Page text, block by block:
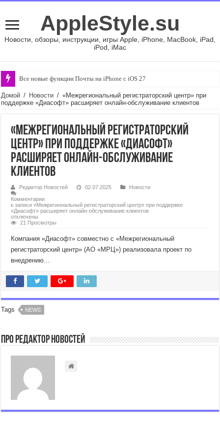
AppleStyle.su
Новости, обзоры, инструкции, игры Apple, iPhone, MacBook, iPad,
iPod, iMac
Все новые функции Почты на iPhone с iOS 27
Домой / Новости / «Межрегиональный регистраторский центр» при
поддержке «Диасофт» расширяет онлайн-обслуживание клиентов
«Межрегиональный регистраторский
центр» при поддержке «Диасофт»
расширяет онлайн-обслуживание
клиентов
Редактор Новостей 02.07.2025
Новости
Комментарии
к записи «Межрегиональный регистраторский центр» при поддержке
«Диасофт» расширяет онлайн-обслуживание клиентов
отключены
21 Просмотры
Компания «Диасофт» совместно с «Межрегиональный
регистраторский центр» (АО «МРЦ») реализовала проект по
внедрению...
Tags NEWS
Про Редактор Новостей